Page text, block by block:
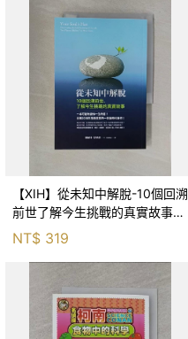
【XIH】從未知中解脫-10個回溯
前世了解今生挑戰的真實故事_
羅伯特．舒
NT$ 319